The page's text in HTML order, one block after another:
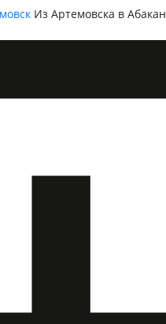
Из Артемовска в Абакан